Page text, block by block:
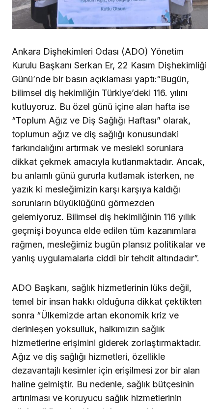
Ankara Dişhekimleri Odası (ADO) Yönetim
Kurulu Başkanı Serkan Er, 22 Kasım Dişhekimliği
Günü’nde bir basın açıklaması yaptı:“Bugün,
bilimsel diş hekimliğin Türkiye’deki 116. yılını
kutluyoruz. Bu özel günü içine alan hafta ise
“Toplum Ağız ve Diş Sağlığı Haftası” olarak,
toplumun ağız ve diş sağlığı konusundaki
farkındalığını artırmak ve mesleki sorunlara
dikkat çekmek amacıyla kutlanmaktadır. Ancak,
bu anlamlı günü gururla kutlamak isterken, ne
yazık ki mesleğimizin karşı karşıya kaldığı
sorunların büyüklüğünü görmezden
gelemiyoruz. Bilimsel diş hekimliğinin 116 yıllık
geçmişi boyunca elde edilen tüm kazanımlara
rağmen, mesleğimiz bugün plansız politikalar ve
yanlış uygulamalarla ciddi bir tehdit altındadır”.
ADO Başkanı, sağlık hizmetlerinin lüks değil,
temel bir insan hakkı olduğuna dikkat çektikten
sonra “Ülkemizde artan ekonomik kriz ve
derinleşen yoksulluk, halkımızın sağlık
hizmetlerine erişimini giderek zorlaştırmaktadır.
Ağız ve diş sağlığı hizmetleri, özellikle
dezavantajlı kesimler için erişilmesi zor bir alan
haline gelmiştir. Bu nedenle, sağlık bütçesinin
artırılması ve koruyucu sağlık hizmetlerinin